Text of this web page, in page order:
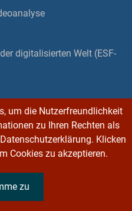
digitalisierten Welt (ESF-
um die Nutzerfreundlichkeit
zu Ihren Rechten als
Klicken
Cookies zu akzeptieren.
zu